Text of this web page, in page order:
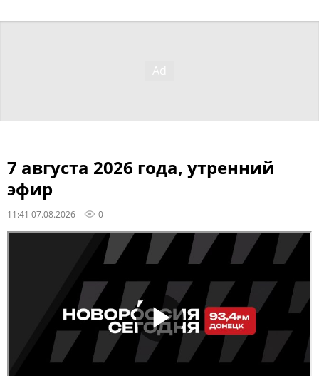
7 августа 2026 года, утренний
эфир
11:41 07.08.2026 0